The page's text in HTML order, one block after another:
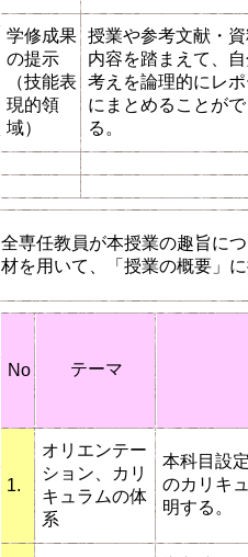
学修成果
の提示
（技能表
現的領
域）
授業や参考文献・
内容を踏まえて、
考えを論理的にレポ
にまとめることがで
る。
全専任教員が本授業の趣旨に
材を用いて、「授業の概要」
No テーマ
1.
オリエンテー
ション、カリ
キュラムの体
系
本科目設
のカリキ
明する。